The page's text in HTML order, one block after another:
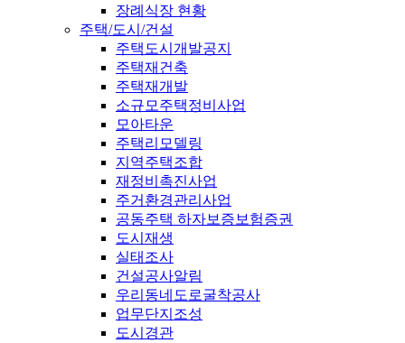
장례식장 현황
주택/도시/건설
주택도시개발공지
주택재건축
주택재개발
소규모주택정비사업
모아타운
주택리모델링
지역주택조합
재정비촉진사업
주거환경관리사업
공동주택 하자보증보험증권
도시재생
실태조사
건설공사알림
우리동네도로굴착공사
업무단지조성
도시경관